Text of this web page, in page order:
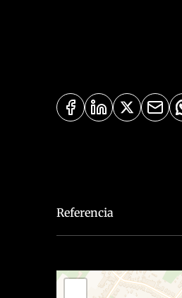
Referencia